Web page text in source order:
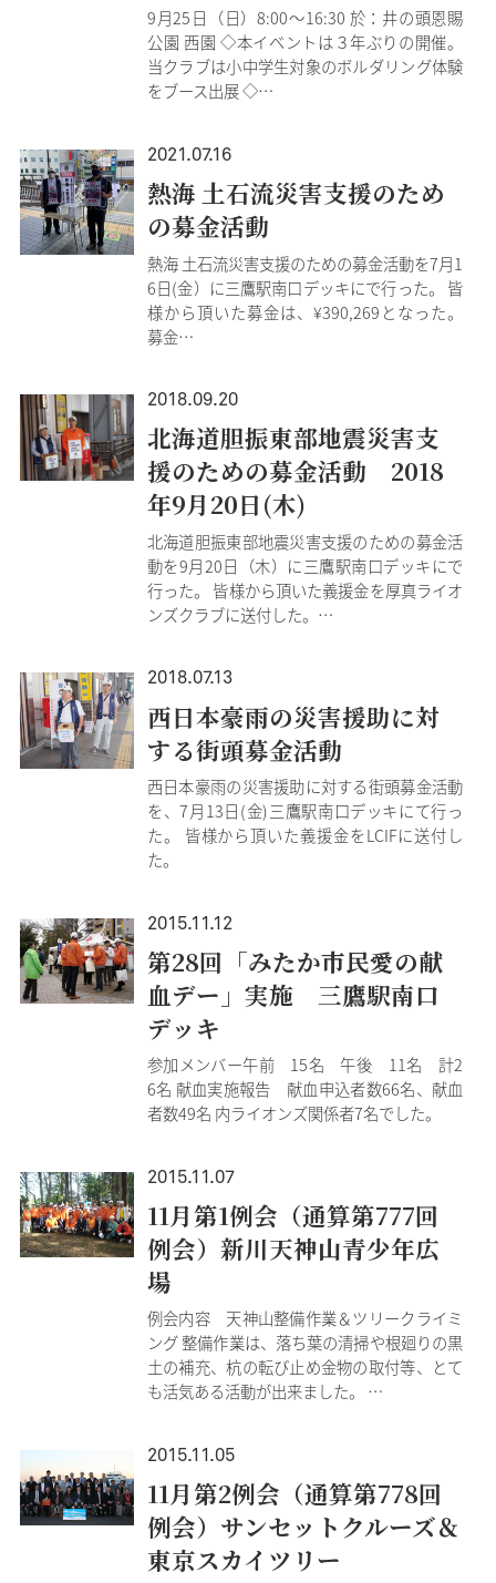
9月25日（日）8:00～16:30 於：井の頭恩賜
公園 西園 ◇本イベントは３年ぶりの開催。
当クラブは小中学生対象のボルダリング体験
をブース出展 ◇…
2021.07.16
熱海 土石流災害支援のため
の募金活動
熱海 土石流災害支援のための募金活動を7月1
6日(金）に三鷹駅南口デッキにで行った。 皆
様から頂いた募金は、¥390,269となった。
募金…
2018.09.20
北海道胆振東部地震災害支
援のための募金活動 2018
年9月20日(木)
北海道胆振東部地震災害支援のための募金活
動を9月20日（木）に三鷹駅南口デッキにで
行った。 皆様から頂いた義援金を厚真ライオ
ンズクラブに送付した。…
2018.07.13
西日本豪雨の災害援助に対
する街頭募金活動
西日本豪雨の災害援助に対する街頭募金活動
を、7月13日(金)三鷹駅南口デッキにて行っ
た。 皆様から頂いた義援金をLCIFに送付し
た。
2015.11.12
第28回「みたか市民愛の献
血デー」実施 三鷹駅南口
デッキ
参加メンバー午前 15名 午後 11名 計2
6名 献血実施報告 献血申込者数66名、献血
者数49名 内ライオンズ関係者7名でした。
2015.11.07
11月第1例会（通算第777回
例会）新川天神山青少年広
場
例会内容 天神山整備作業＆ツリークライミ
ング 整備作業は、落ち葉の清掃や根廻りの黒
土の補充、杭の転び止め金物の取付等、とて
も活気ある活動が出来ました。 …
2015.11.05
11月第2例会（通算第778回
例会）サンセットクルーズ＆
東京スカイツリー